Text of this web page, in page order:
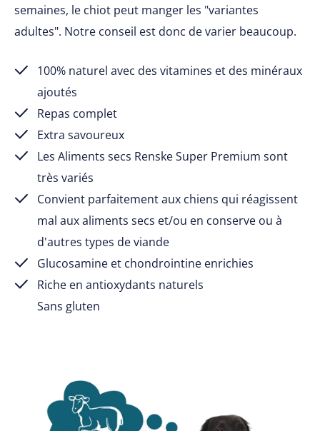
semaines, le chiot peut manger les "variantes
adultes". Notre conseil est donc de varier beaucoup.
100% naturel avec des vitamines et des minéraux
ajoutés
Repas complet
Extra savoureux
Les Aliments secs Renske Super Premium sont
très variés
Convient parfaitement aux chiens qui réagissent
mal aux aliments secs et/ou en conserve ou à
d'autres types de viande
Glucosamine et chondrointine enrichies
Riche en antioxydants naturels
Sans gluten